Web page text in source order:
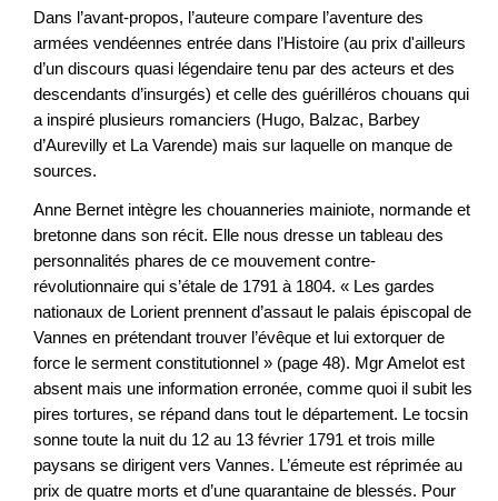
Dans l’avant-propos, l’auteure compare l’aventure des
armées vendéennes entrée dans l’Histoire (au prix d'ailleurs
d’un discours quasi légendaire tenu par des acteurs et des
descendants d’insurgés) et celle des guérilléros chouans qui
a inspiré plusieurs romanciers (Hugo, Balzac, Barbey
d’Aurevilly et La Varende) mais sur laquelle on manque de
sources.
Anne Bernet intègre les chouanneries mainiote, normande et
bretonne dans son récit. Elle nous dresse un tableau des
personnalités phares de ce mouvement contre-
révolutionnaire qui s’étale de 1791 à 1804. « Les gardes
nationaux de Lorient prennent d’assaut le palais épiscopal de
Vannes en prétendant trouver l’évêque et lui extorquer de
force le serment constitutionnel » (page 48). Mgr Amelot est
absent mais une information erronée, comme quoi il subit les
pires tortures, se répand dans tout le département. Le tocsin
sonne toute la nuit du 12 au 13 février 1791 et trois mille
paysans se dirigent vers Vannes. L’émeute est réprimée au
prix de quatre morts et d’une quarantaine de blessés. Pour